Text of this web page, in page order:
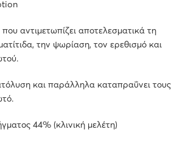
που αντιμετωπίζει αποτελεσματικά τη
την ψωρίαση, τον ερεθισμό και
και παράλληλα καταπραΰνει τους
44% (κλινική μελέτη)